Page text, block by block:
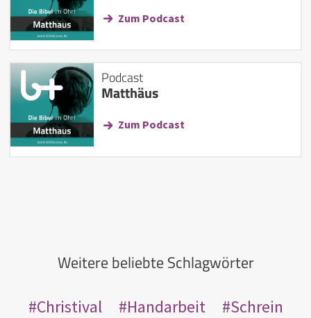
Zum Podcast
Podcast
Matthäus
Zum Podcast
Weitere beliebte Schlagwörter
Christival Handarbeit
Schrein